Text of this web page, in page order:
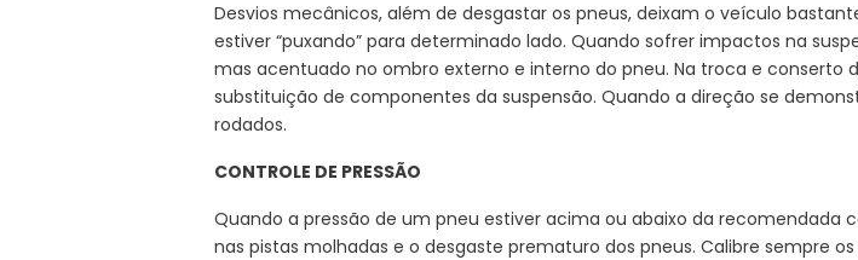
Desvios mecânicos, além de desgastar os pneus, deixam o veículo
estiver “puxando” para determinado lado. Quando sofrer impactos na
mas acentuado no ombro externo e interno do pneu. Na troca e conserto
substituição de componentes da suspensão. Quando a direção se
rodados.
CONTROLE DE PRESSÃO
Quando a pressão de um pneu estiver acima ou abaixo da
nas pistas molhadas e o desgaste prematuro dos pneus. Calibre sempre